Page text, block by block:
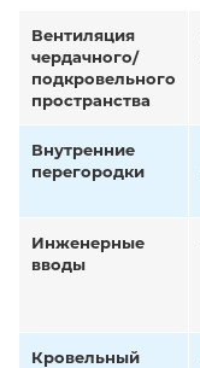
Вентиляция
чердачного/
подкровельного
пространства
Внутренние
перегородки
Инженерные
вводы
Кровельный